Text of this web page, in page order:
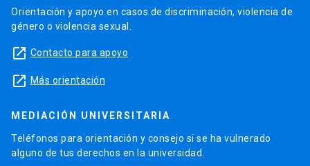
Orientación y apoyo en casos de discriminación, violencia de
género o violencia sexual.
launch Contacto para apoyo
launch Más orientación
MEDIACIÓN UNIVERSITARIA
Teléfonos para orientación y consejo si se ha vulnerado
alguno de tus derechos en la universidad.